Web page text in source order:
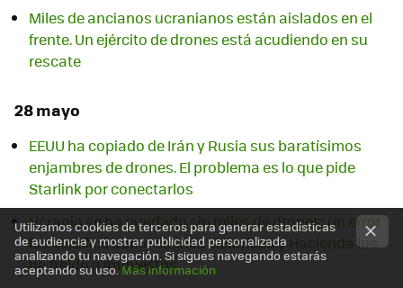
Miles de ancianos ucranianos están aislados en el
frente. Un ejército de drones está acudiendo en su
rescate
28 mayo
EEUU ha copiado de Irán y Rusia sus baratísimos
enjambres de drones. El problema es lo que pide
Starlink por conectarlos
Ucrania se ha quedado sin miles de drones: un error
los clasificó como coches eléctricos y Hacienda los
ha freído a impuestos
Utilizamos cookies de terceros para generar estadísticas
de audiencia y mostrar publicidad personalizada
analizando tu navegación. Si sigues navegando estarás
aceptando su uso.Más información